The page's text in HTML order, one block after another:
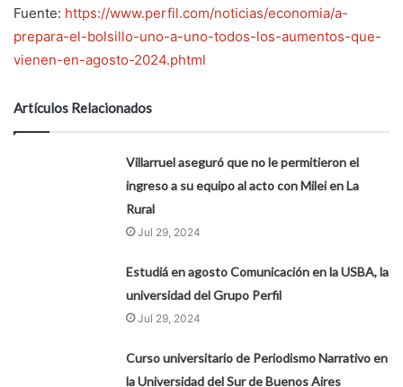
Fuente: https://www.perfil.com/noticias/economia/a-
prepara-el-bolsillo-uno-a-uno-todos-los-aumentos-que-
vienen-en-agosto-2024.phtml
Artículos Relacionados
Villarruel aseguró que no le permitieron el
ingreso a su equipo al acto con Milei en La
Rural
Jul 29, 2024
Estudiá en agosto Comunicación en la USBA, la
universidad del Grupo Perfil
Jul 29, 2024
Curso universitario de Periodismo Narrativo en
la Universidad del Sur de Buenos Aires